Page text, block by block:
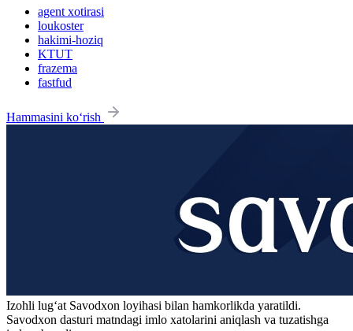
agent xotirasi
loukoster
hakimi-hoziq
KTUT
frazema
fastfud
Hammasini ko‘rish
Izohli lugʻat Savodxon loyihasi bilan hamkorlikda yaratildi.
Savodxon dasturi matndagi imlo xatolarini aniqlash va tuzatishga